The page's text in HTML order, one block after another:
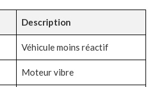
Description
Véhicule moins réactif
Moteur vibre